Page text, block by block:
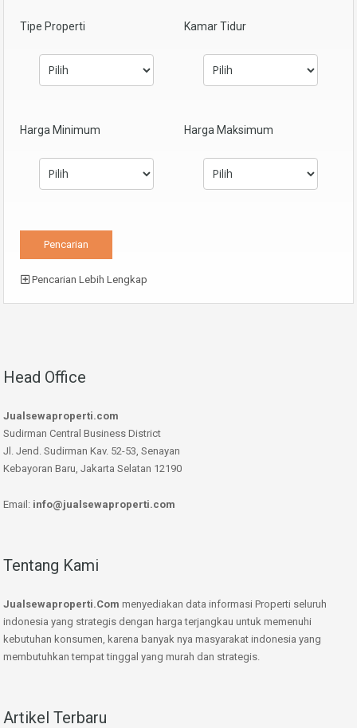
Tipe Properti Kamar Tidur
Harga Minimum Harga Maksimum
Pencarian Lebih Lengkap
Head Office
Jualsewaproperti.com
Sudirman Central Business District
Jl. Jend. Sudirman Kav. 52-53, Senayan
Kebayoran Baru, Jakarta Selatan 12190
Email: info@jualsewaproperti.com
Tentang Kami
Jualsewaproperti.Com menyediakan data informasi Properti seluruh
indonesia yang strategis dengan harga terjangkau untuk memenuhi
kebutuhan konsumen, karena banyak nya masyarakat indonesia yang
membutuhkan tempat tinggal yang murah dan strategis.
Artikel Terbaru